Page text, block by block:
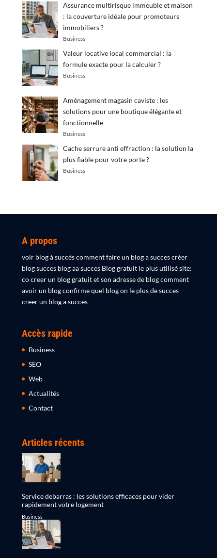
Assurance multirisque immeuble et maison
: la couverture idéale pour promoteurs
immobiliers ?
Business
Valeur locative local commercial : la
formule exacte pour la calculer ?
Business
Aménagement magasin caviste : les
solutions pour une boutique élégante et
fonctionnelle
Business
Cache serrure anti effraction : la solution la
plus fiable pour votre porte ?
Business
A propos
voir blog à succès comment faire un blog a succes créer
blog succes blog aa succes Blog gratuit le plus utilisé site:
co creer un blog gratuit et son adresse de blog comment
avoir un blog confirme quel blog on le plus de succes
creer un blog a succes
Accès rapide
Business
SEO
Web
Actualités
Contact
Articles récents
Service debarras : les solutions efficaces pour vider
rapidement votre logement
Business